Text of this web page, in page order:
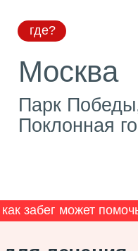
где?
Парк
Поклонная
Москва
как забег может